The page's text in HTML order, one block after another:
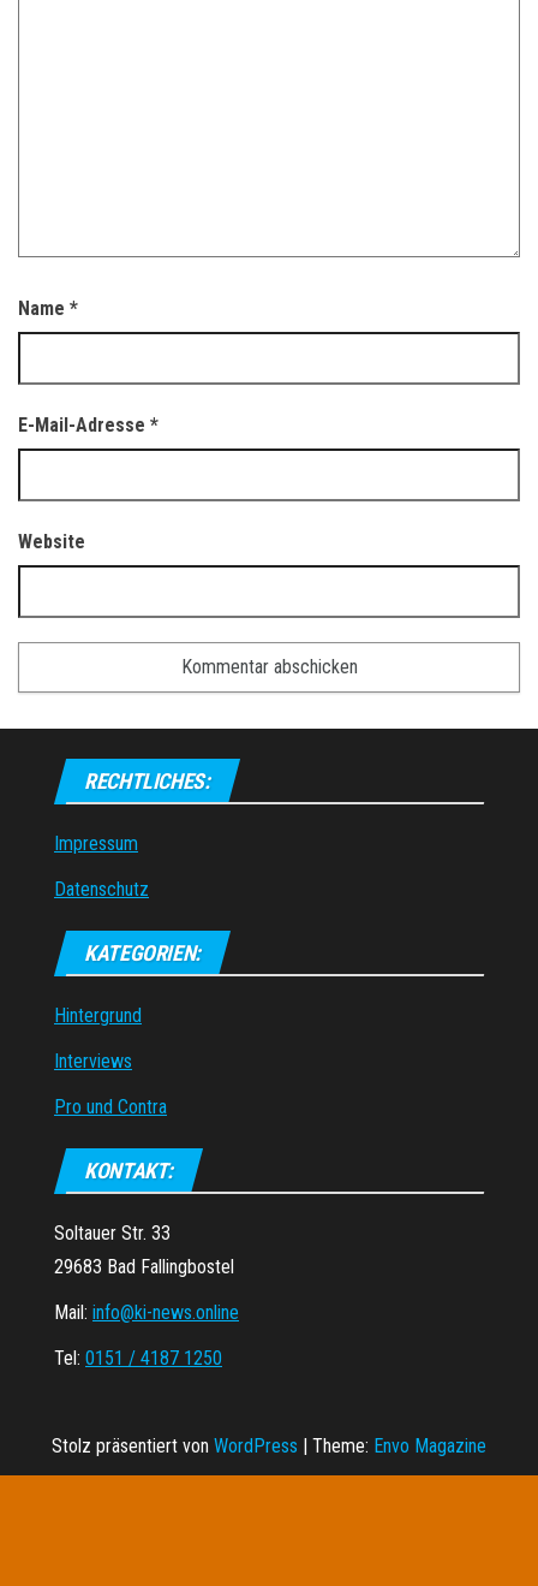
Name *
E-Mail-Adresse *
Website
RECHTLICHES:
Impressum
Datenschutz
KATEGORIEN:
Hintergrund
Interviews
Pro und Contra
KONTAKT:
Soltauer Str. 33
29683 Bad Fallingbostel
Mail: info@ki-news.online
Tel: 0151 / 4187 1250
Stolz präsentiert von WordPress | Theme: Envo Magazine